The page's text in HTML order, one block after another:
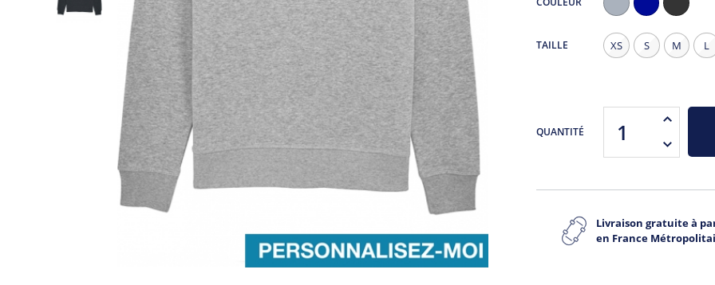
Chiné
Chiné
TAILLE XS S M L
QUANTITÉ
Livraison gratuite à
en France